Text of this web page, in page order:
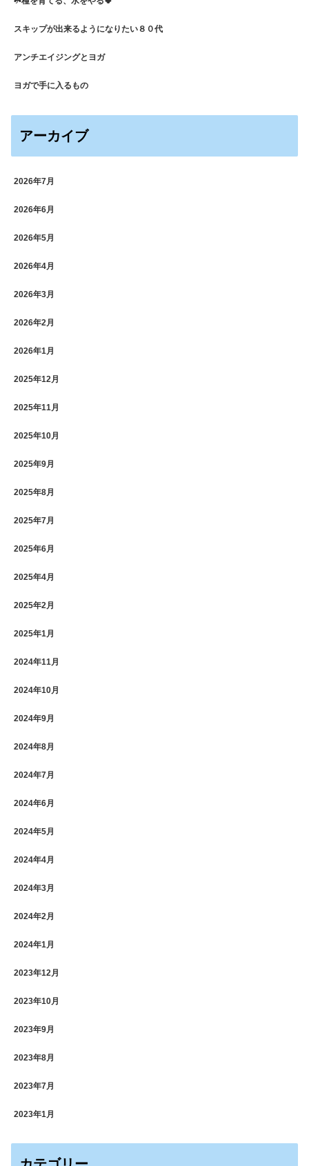
スキップが出来るようになりたい８０代
アンチエイジングとヨガ
ヨガで手に入るもの
アーカイブ
2026年7月
2026年6月
2026年5月
2026年4月
2026年3月
2026年2月
2026年1月
2025年12月
2025年11月
2025年10月
2025年9月
2025年8月
2025年7月
2025年6月
2025年4月
2025年2月
2025年1月
2024年11月
2024年10月
2024年9月
2024年8月
2024年7月
2024年6月
2024年5月
2024年4月
2024年3月
2024年2月
2024年1月
2023年12月
2023年10月
2023年9月
2023年8月
2023年7月
2023年1月